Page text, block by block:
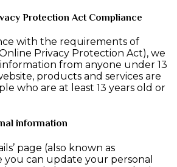
Protection Act Compliance
with the requirements of
Privacy Protection Act), we
from anyone under 13
products and services are
who are at least 13 years old or
information
page (also known as
you can update your personal